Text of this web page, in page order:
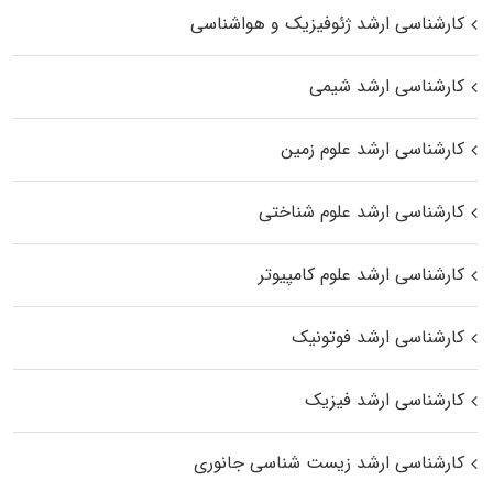
کارشناسی ارشد ژئوفیزیک و هواشناسی
کارشناسی ارشد شیمی
کارشناسی ارشد علوم زمین
کارشناسی ارشد علوم شناختی
کارشناسی ارشد علوم کامپیوتر
کارشناسی ارشد فوتونیک
کارشناسی ارشد فیزیک
کارشناسی ارشد زیست‌ شناسی جانوری